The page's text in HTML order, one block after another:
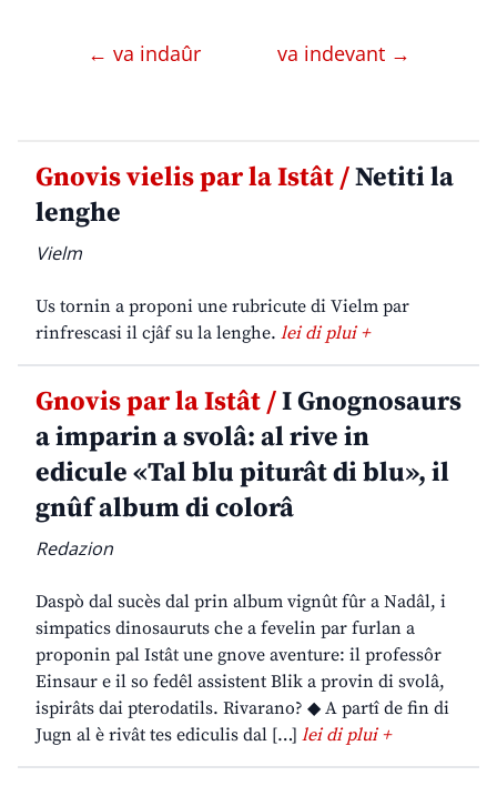
← va indaûr va indevant →
Gnovis vielis par la Istât /Netiti la
lenghe
Vielm
Us tornin a proponi une rubricute di Vielm par
rinfrescasi il cjâf su la lenghe. lei di plui +
Gnovis par la Istât /I Gnognosaurs
a imparin a svolâ: al rive in
edicule «Tal blu piturât di blu», il
gnûf album di colorâ
Redazion
Daspò dal sucès dal prin album vignût fûr a Nadâl, i
simpatics dinosauruts che a fevelin par furlan a
proponin pal Istât une gnove aventure: il professôr
Einsaur e il so fedêl assistent Blik a provin di svolâ,
ispirâts dai pterodatils. Rivarano? ◆ A partî de fin di
Jugn al è rivât tes ediculis dal […] lei di plui +